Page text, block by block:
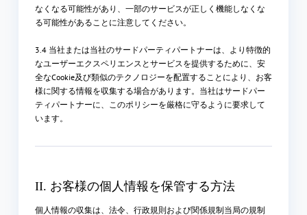
なくなる可能性があり、一部のサービスが正しく機能しなくな
る可能性があることに注意してください。
3.4 当社または当社のサードパーティパートナーは、より特徴的
なユーザーエクスペリエンスとサービスを提供するために、安
全なCookie及び類似のテクノロジーを配置することにより、お客
様に関する情報を収集する場合があります。当社はサードパー
ティパートナーに、このポリシーを厳格に守るように要求して
います。
II. お客様の個人情報を保管する方法
個人情報の収集は、法令、行政規則および関係規制当局の規制